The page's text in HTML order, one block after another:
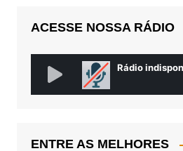
ACESSE NOSSA RÁDIO
ENTRE AS MELHORES